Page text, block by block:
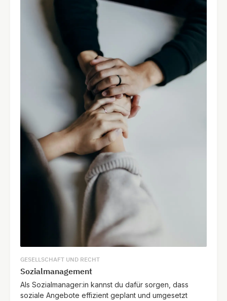
GESELLSCHAFT UND RECHT
Sozialmanagement
Als Sozialmanager:in kannst du dafür sorgen, dass
soziale Angebote effizient geplant und umgesetzt